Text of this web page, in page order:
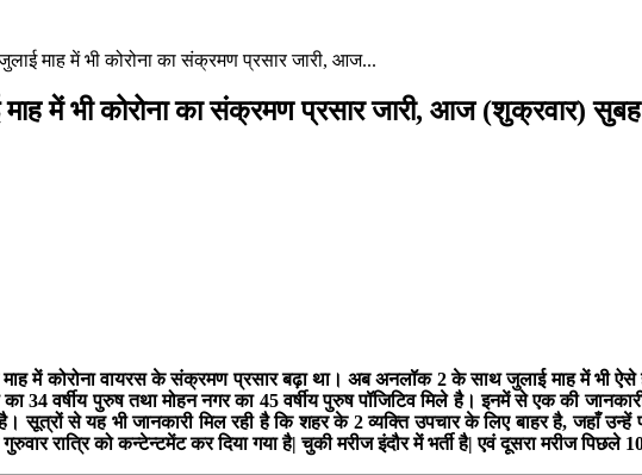
माह में भी कोरोना का संक्रमण प्रसार जारी, आज...
में भी कोरोना का संक्रमण प्रसार जारी, आज (शुक्रवार) सुबह
में कोरोना वायरस के संक्रमण प्रसार बढ़ा था। अब अनलॉक 2 के साथ जुलाई माह में भी
वर्षीय पुरुष तथा मोहन नगर का 45 वर्षीय पुरुष पॉजिटिव मिले है। इनमें से एक की
सूत्रों से यह भी जानकारी मिल रही है कि शहर के 2 व्यक्ति उपचार के लिए बाहर है, जहाँ उन्हें
रात्रि को कन्टेन्टमेंट कर दिया गया है| चुकी मरीज इंदौर में भर्ती है| एवं दूसरा मरीज